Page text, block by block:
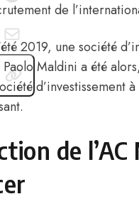
de
2019, une société
Paolo Maldini a été
de